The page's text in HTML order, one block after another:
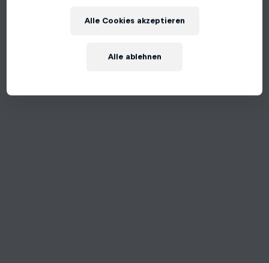
Alle ablehnen
Alle Cookies akzeptieren